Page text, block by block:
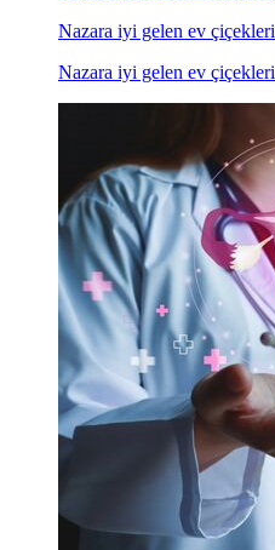
Nazara iyi gelen ev çiçekleri
Nazara iyi gelen ev çiçekleri